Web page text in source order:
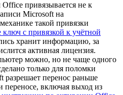
привязывается не к
Microsoft на
такой привязки
ключ с привязкой к учётной
хранит информацию, за
активная лицензия.
можно, но не чаще одного
только для поломки
разрешает перенос раньше
переносе, включая выход из